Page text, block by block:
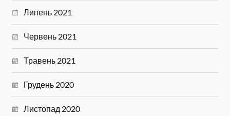
Липень 2021
Червень 2021
Травень 2021
Грудень 2020
Листопад 2020